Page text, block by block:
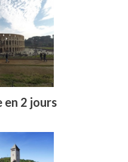
en 2 jours